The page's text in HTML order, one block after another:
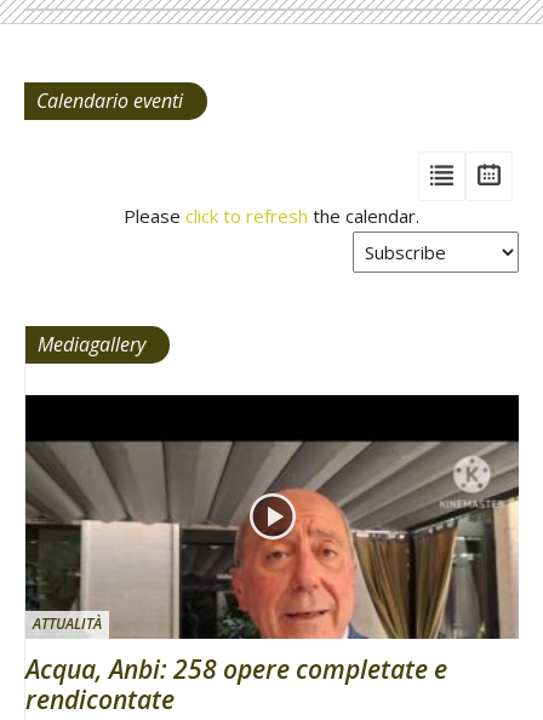
Calendario eventi
View
Please click to refresh the calendar.
Mediagallery
ATTUALITÀ
Acqua, Anbi: 258 opere completate e
rendicontate